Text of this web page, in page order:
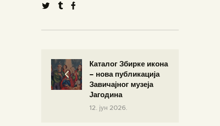
Каталог Збирке икона
– нова публикација
Завичајног музеја
Јагодина
12. јун 2026.